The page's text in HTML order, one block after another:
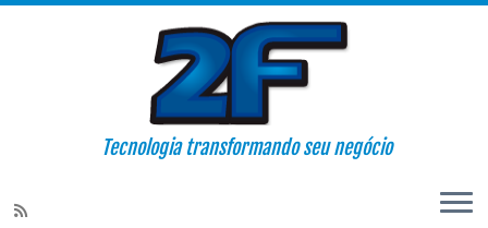
Tecnologia transformando seu negócio